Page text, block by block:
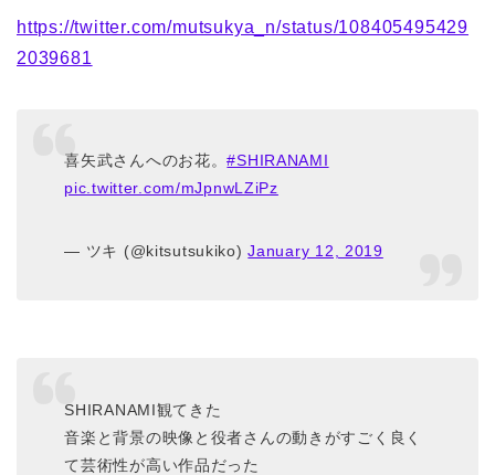
https://twitter.com/mutsukya_n/status/108405495429
2039681
喜矢武さんへのお花。#SHIRANAMI
pic.twitter.com/mJpnwLZiPz
— ツキ (@kitsutsukiko)January 12, 2019
SHIRANAMI観てきた
音楽と背景の映像と役者さんの動きがすごく良く
て芸術性が高い作品だった